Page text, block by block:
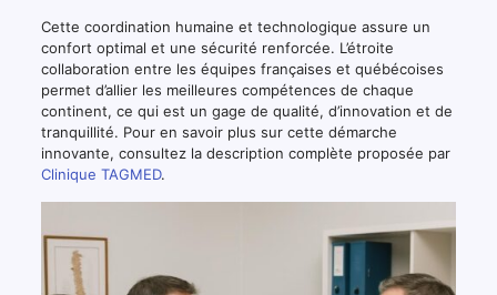
Cette coordination humaine et technologique assure un
confort optimal et une sécurité renforcée. L’étroite
collaboration entre les équipes françaises et québécoises
permet d’allier les meilleures compétences de chaque
continent, ce qui est un gage de qualité, d’innovation et de
tranquillité. Pour en savoir plus sur cette démarche
innovante, consultez la description complète proposée par
Clinique TAGMED.